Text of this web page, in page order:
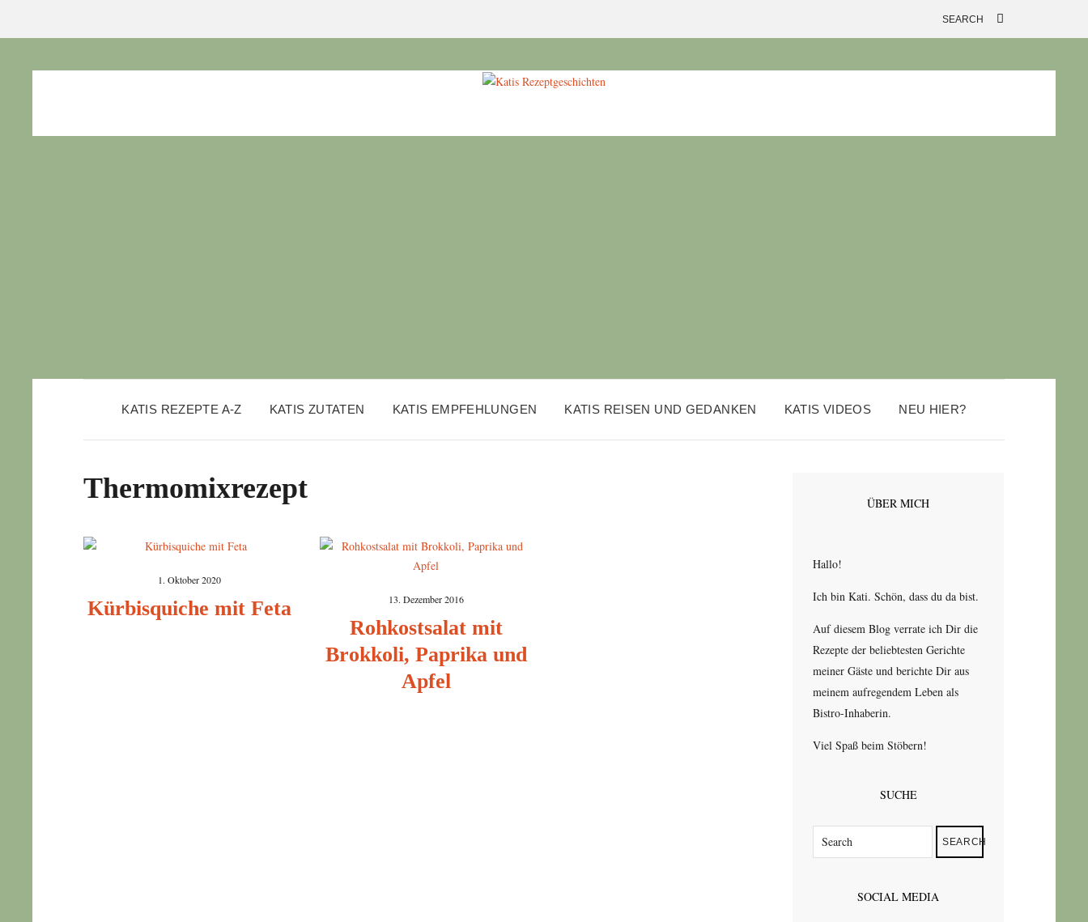
KATIS REZEPTE A-Z KATIS ZUTATEN KATIS EMPFEHLUNGEN KATIS REISEN UND GEDANKEN KATIS VIDEOS NEU HIER?
Thermomixrezept
1. Oktober 2020
Kürbisquiche mit Feta 13. Dezember 2016
Rohkostsalat mit
Brokkoli, Paprika und
Apfel
ÜBER MICH
Hallo!
Ich bin Kati. Schön, dass du da bist.
Auf diesem Blog verrate ich Dir die
Rezepte der beliebtesten Gerichte
meiner Gäste und berichte Dir aus
meinem aufregendem Leben als
Bistro-Inhaberin.
Viel Spaß beim Stöbern!
SUCHE
SEARCH
SOCIAL MEDIA